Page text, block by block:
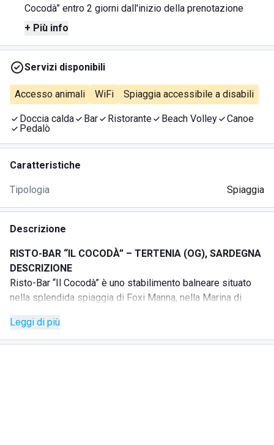
Cocodà” entro 2 giorni dall'inizio della prenotazione
+ Più info
Servizi disponibili
Accesso animali WiFi Spiaggia accessibile a disabili
Doccia calda Bar Ristorante Beach Volley
Canoe
Pedalò
Caratteristiche
Tipologia Spiaggia
Descrizione
RISTO-BAR “IL COCODÀ” – TERTENIA (OG), SARDEGNA
DESCRIZIONE
Risto-Bar “Il Cocodà” è uno stabilimento balneare situato
nella splendida spiaggia di Foxi Manna, nella Marina di
costa orientale della Sardegna.
La spiaggia, caratterizzata da sabbia chiara e fondale
Leggi di più